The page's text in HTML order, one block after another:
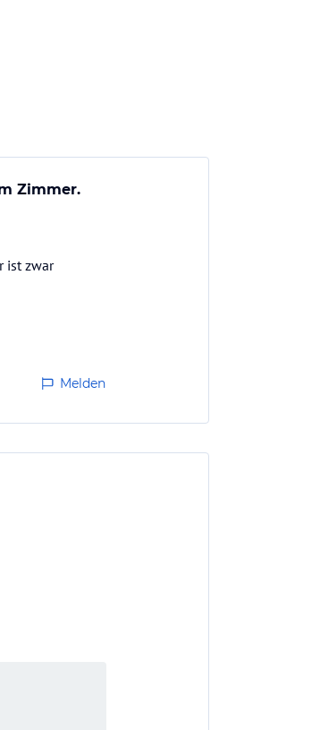
Zimmer.
ist zwar
Melden